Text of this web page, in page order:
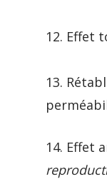
12. Effet
13.
14. Effet